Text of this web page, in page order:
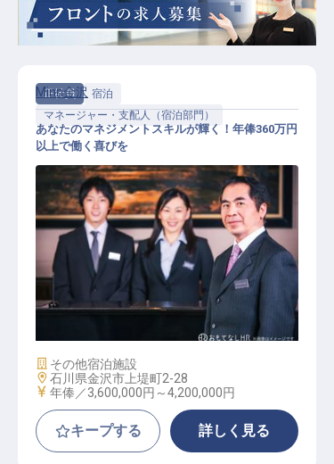
正社員
宿泊
マネージャー・支配人（宿泊部門）
ホテルマネージャー
Minn金沢
あなたのマネジメントスキルが輝く！年俸360万円
以上で働く喜びを
施設業態
その他宿泊施設
勤務地
石川県金沢市上堤町2-28
給与
年俸／3,600,000円～4,200,000円
キープする 詳しく見る